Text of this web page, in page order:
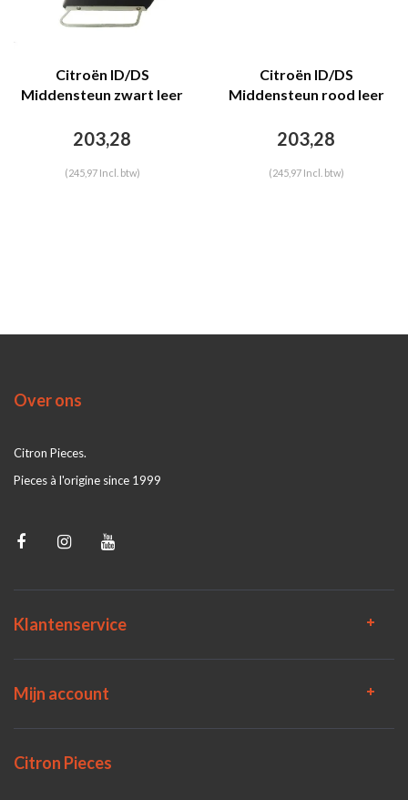
Citroën ID/DS
Middensteun zwart leer
203,28
(245,97 Incl. btw)
Citroën ID/DS
Middensteun rood leer
203,28
(245,97 Incl. btw)
Over ons
Citron Pieces.
Pieces à l'origine since 1999
Klantenservice
Mijn account
Citron Pieces